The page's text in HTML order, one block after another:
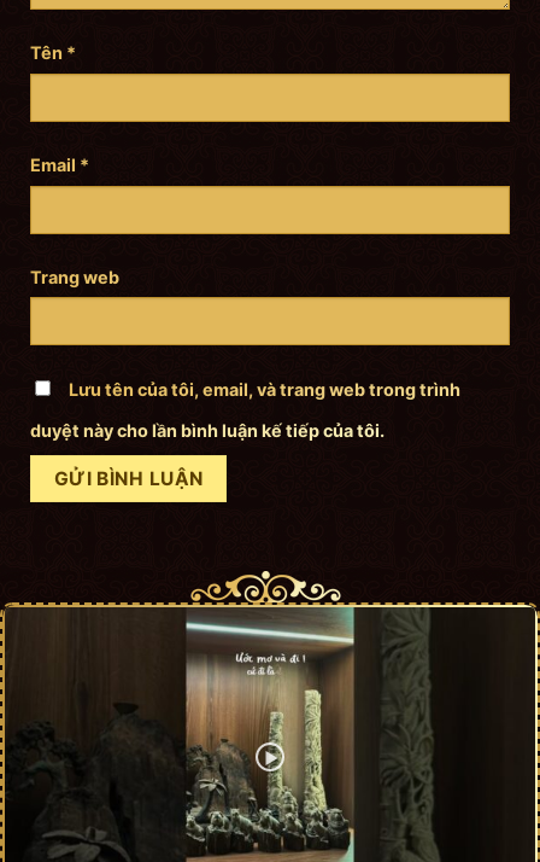
Tên *
Email *
Trang web
Lưu tên của tôi, email, và trang web trong trình
duyệt này cho lần bình luận kế tiếp của tôi.